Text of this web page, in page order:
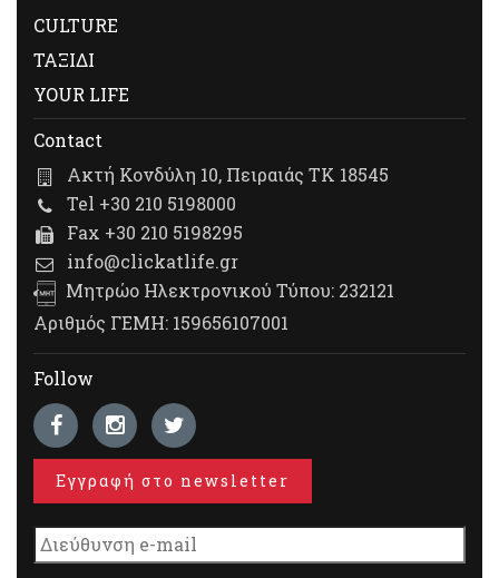
CULTURE
ΤΑΞΙΔΙ
YOUR LIFE
Contact
Ακτή Κονδύλη 10, Πειραιάς ΤΚ 18545
Tel +30 210 5198000
Fax +30 210 5198295
info@clickatlife.gr
Μητρώο Ηλεκτρονικού Τύπου: 232121
Αριθμός ΓΕΜΗ: 159656107001
Follow
Εγγραφή στο newsletter